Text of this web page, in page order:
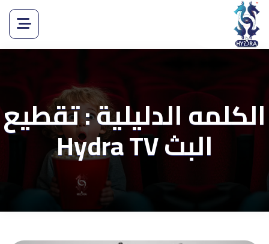
الكلمه الدليلية : تقطيع
البث Hydra TV